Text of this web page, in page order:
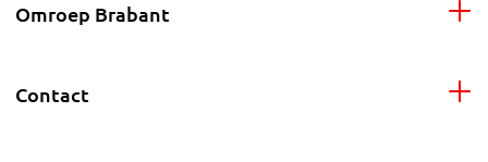
Omroep Brabant
Contact